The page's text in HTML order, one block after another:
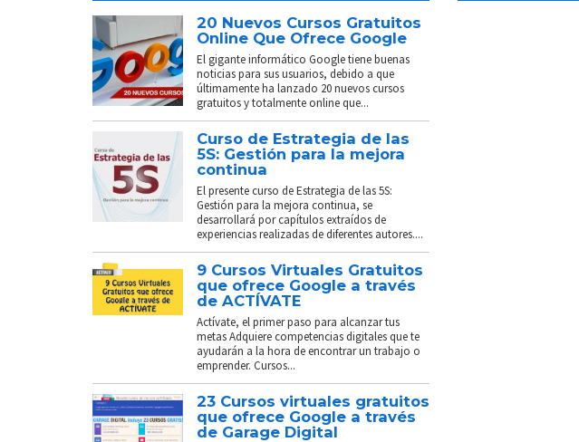
20 Nuevos Cursos Gratuitos
Online Que Ofrece Google
El gigante informático Google tiene buenas
noticias para sus usuarios, debido a que
últimamente ha lanzado 20 nuevos cursos
gratuitos y totalmente online que...
Curso de Estrategia de las
5S: Gestión para la mejora
continua
El presente curso de Estrategia de las 5S:
Gestión para la mejora continua, se
desarrollará por capítulos extraídos de
experiencias realizadas de diferentes autores....
9 Cursos Virtuales Gratuitos
que ofrece Google a través
de ACTÍVATE
Actívate, el primer paso para alcanzar tus
metas Adquiere competencias digitales que te
ayudarán a la hora de encontrar un trabajo o
emprender. Cursos...
23 Cursos virtuales gratuitos
que ofrece Google a través
de Garage Digital